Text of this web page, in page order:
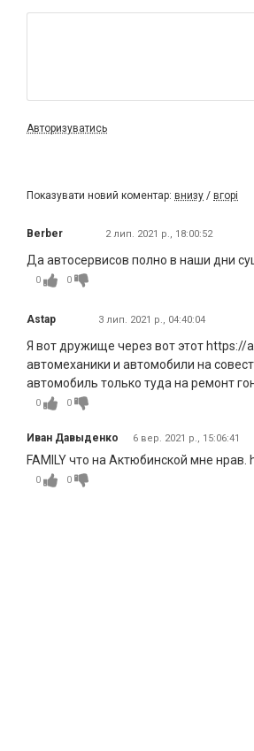
Авторизуватись
Показувати новий коментар: внизу / вгорі
Berber 2 лип. 2021 р., 18:00:52
Да автосервисов полно в наши дни
0 0
Astap 3 лип. 2021 р., 04:40:04
Я вот дружище через вот этот https://
автомеханики и автомобили на
автомобиль только туда на ремонт
0 0
Иван Давыденко 6 вер. 2021 р., 15:06:41
FAMILY что на Актюбинской мне
0 0